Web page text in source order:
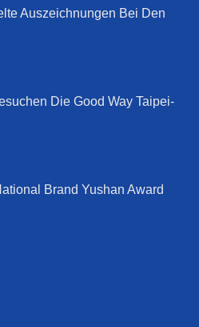
Auszeichnungen Bei Den
Die Good Way Taipei-
Brand Yushan Award